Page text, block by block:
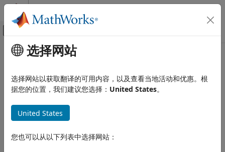
跳到内容
画布外导航菜单切换
文档主页
主要内容
How useful was this information?
选择网站
选择网站以获取翻译的可用内容，以及查看当地活动和优惠。根
据您的位置，我们建议您选择： United States。
United States
您也可以从以下列表中选择网站：